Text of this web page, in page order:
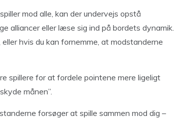
mod alle, kan der undervejs opstå
alliancer eller læse sig ind på bordets dynamik.
hvis du kan fornemme, at modstanderne
spillere for at fordele pointene mere ligeligt
månen”.
forsøger at spille sammen mod dig –